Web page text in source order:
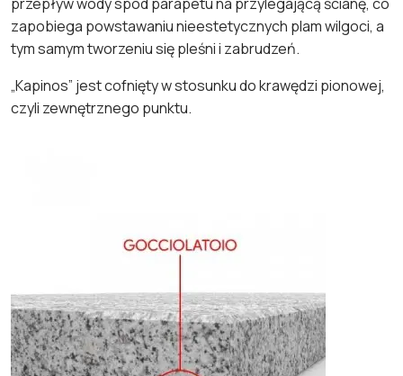
zapobiega powstawaniu nieestetycznych plam wilgoci, a
tym samym tworzeniu się pleśni i zabrudzeń.
„Kapinos” jest cofnięty w stosunku do krawędzi pionowej,
czyli zewnętrznego punktu.